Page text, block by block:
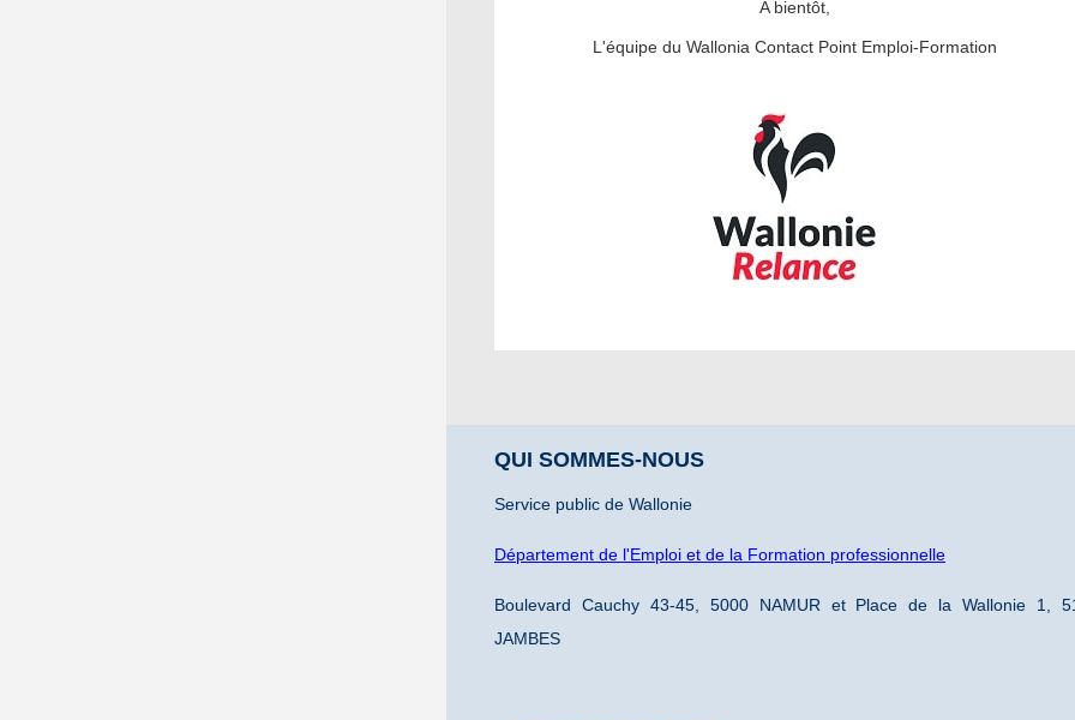
A bientôt,
L'équipe du Wallonia Contact Point Emploi-Formation
QUI SOMMES-NOUS
Service public de Wallonie
Département de l'Emploi et de la Formation professionnelle
Boulevard Cauchy 43-45, 5000 NAMUR et Place de la Wallonie 1,
JAMBES